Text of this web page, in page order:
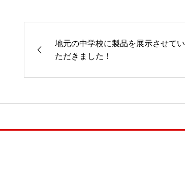
地元の中学校に製品を展示させてい
ただきました！